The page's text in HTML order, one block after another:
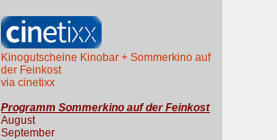
Kinogutscheine Kinobar + Sommerkino auf
der Feinkost
via cinetixx
Programm Sommerkino auf der Feinkost
August
September